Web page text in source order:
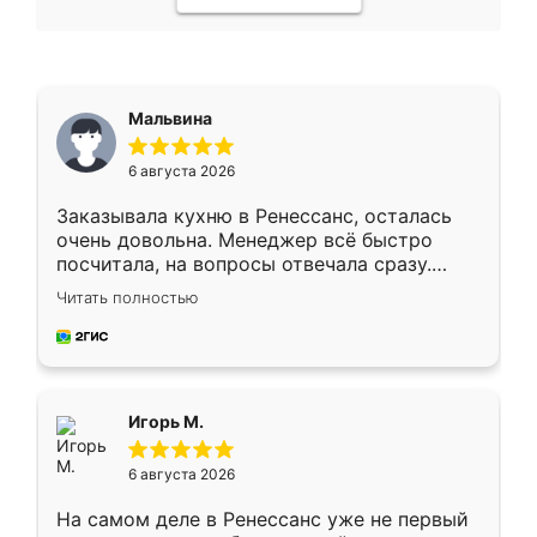
Мальвина
6 августа 2026
Заказывала кухню в Ренессанс, осталась
очень довольна. Менеджер всё быстро
посчитала, на вопросы отвечала сразу.
Замерщик приехал в субботу, подошёл к
делу со всей ответственностью. Собрали
за день, ребята работали аккуратно, даже
Читать полностью
Игорь М.
6 августа 2026
На самом деле в Ренессанс уже не первый